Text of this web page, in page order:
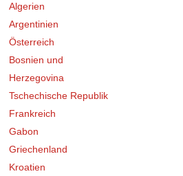
Algerien
Argentinien
Österreich
Bosnien und
Herzegovina
Tschechische Republik
Frankreich
Gabon
Griechenland
Kroatien